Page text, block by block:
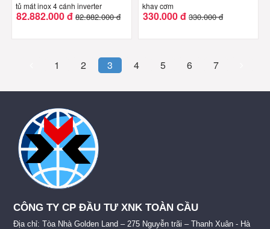
tủ mát inox 4 cánh inverter
82.882.000 đ 82.882.000 đ
khay cơm
330.000 đ 330.000 đ
1 2 3 4 5 6 7
CÔNG TY CP ĐẦU TƯ XNK TOÀN CẦU
Địa chỉ: Tòa Nhà Golden Land – 275 Nguyễn trãi – Thanh Xuân - Hà